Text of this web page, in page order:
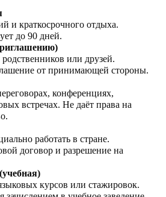
и краткосрочного отдыха.
до 90 дней.
или друзей.
от принимающей стороны.
конференциях,
встречах. Не даёт права на
работать в стране.
договор и разрешение на
курсов или стажировок.